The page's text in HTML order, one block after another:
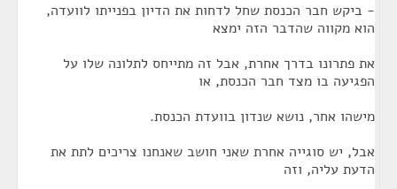
- ביקש חבר הכנסת שחל לדחות את הדיון בפנייתו לוועדה,
הוא מקווה שהדבר הזה ימצא
את פתרונו בדרך אחרת, אבל זה מתייחס לתלונה שלו על
הפגיעה בו מצד חבר הכנסת, או
מישהו אחר, נושא שנדון בוועדת הכנסת.
אבל, יש סוגייה אחרת שאני חושב שאנחנו צריכים לתת את
הדעת עליה, וזה